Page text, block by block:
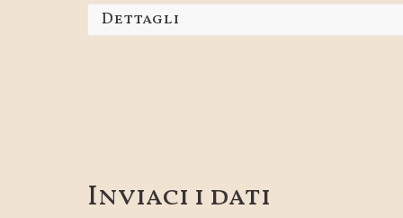
Dettagli
Inviaci i dati